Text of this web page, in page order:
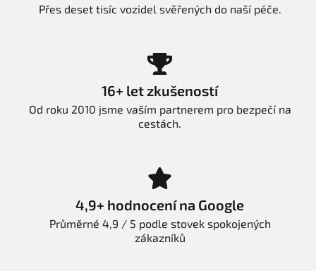
Přes deset tisíc vozidel svěřených do naší péče.
16+ let zkušeností
Od roku 2010 jsme vaším partnerem pro bezpečí na
cestách.
4,9+ hodnocení na Google
Průměrné 4,9 / 5 podle stovek spokojených
zákazníků